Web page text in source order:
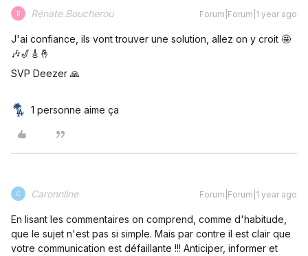
R Rénate.Boucherou Forum|Forum|1 year ago
J'ai confiance, ils vont trouver une solution, allez on y croit 🤩
🎶🎷🎸🤞
SVP Deezer 🙏
1 personne aime ça
C Caronnline Forum|Forum|1 year ago
En lisant les commentaires on comprend, comme d'habitude,
que le sujet n'est pas si simple. Mais par contre il est clair que
votre communication est défaillante !!! Anticiper, informer et